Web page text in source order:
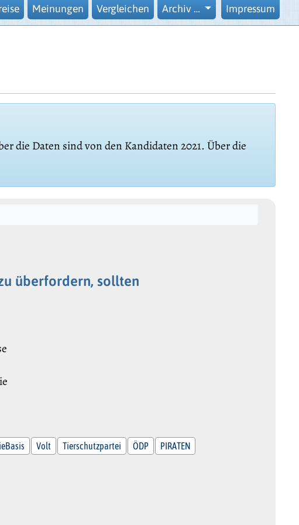
Meinungen Vergleichen Archiv … Impressum
die Daten sind von den Kandidaten 2021. Über die
überfordern, sollten
Volt Tierschutzpartei ÖDP PIRATEN